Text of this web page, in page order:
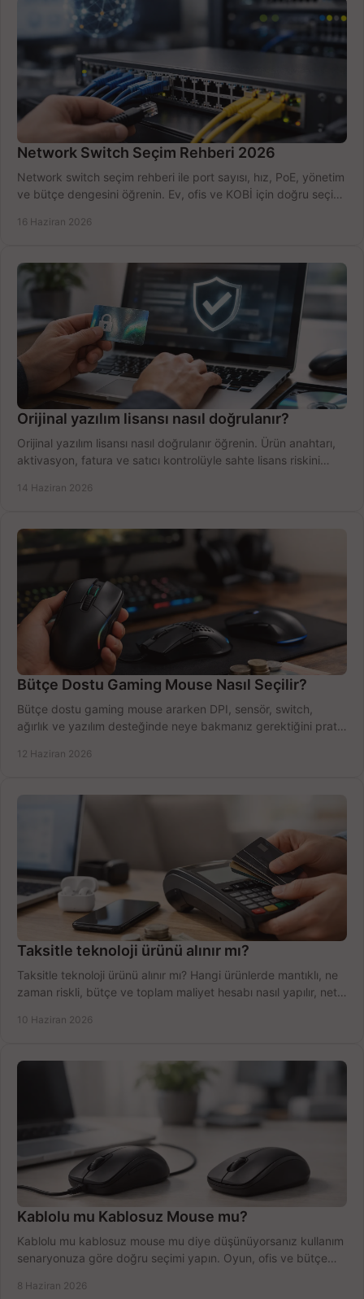
Network Switch Seçim Rehberi 2026
Network switch seçim rehberi ile port sayısı, hız, PoE, yönetim
ve bütçe dengesini öğrenin. Ev, ofis ve KOBİ için doğru seçimi
16 Haziran 2026
Orijinal yazılım lisansı nasıl doğrulanır?
Orijinal yazılım lisansı nasıl doğrulanır öğrenin. Ürün anahtarı,
aktivasyon, fatura ve satıcı kontrolüyle sahte lisans riskini
14 Haziran 2026
Bütçe Dostu Gaming Mouse Nasıl Seçilir?
Bütçe dostu gaming mouse ararken DPI, sensör, switch,
ağırlık ve yazılım desteğinde neye bakmanız gerektiğini pratik
12 Haziran 2026
Taksitle teknoloji ürünü alınır mı?
Taksitle teknoloji ürünü alınır mı? Hangi ürünlerde mantıklı, ne
zaman riskli, bütçe ve toplam maliyet hesabı nasıl yapılır, net
10 Haziran 2026
Kablolu mu Kablosuz Mouse mu?
Kablolu mu kablosuz mouse mu diye düşünüyorsanız kullanım
senaryonuza göre doğru seçimi yapın. Oyun, ofis ve bütçe
8 Haziran 2026